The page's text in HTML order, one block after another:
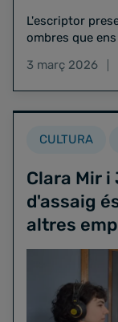
L'escriptor
ombres que
3 març 2026
CULTURA
Clara Mir
d'assaig
altres